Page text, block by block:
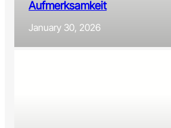
Aufmerksamkeit
January 30, 2026